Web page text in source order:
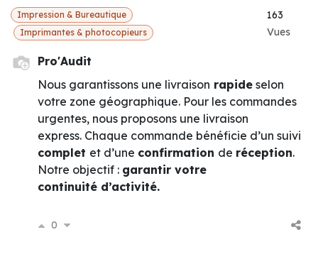
Impression & Bureautique
Imprimantes & photocopieurs
163
Vues
Pro'Audit
Nous garantissons une livraison rapide selon
votre zone géographique. Pour les commandes
urgentes, nous proposons une livraison
express. Chaque commande bénéficie d’un suivi
complet et d’une confirmation de réception.
Notre objectif : garantir votre
continuité d’activité.
0